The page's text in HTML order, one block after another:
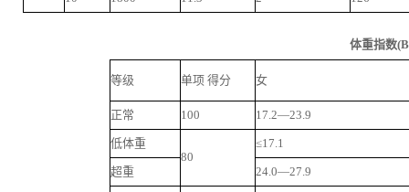
体重指数
等级 单项 得分 女
正常 100 17.2—23.9
低体重
80
≤17.1
超重 24.0—27.9